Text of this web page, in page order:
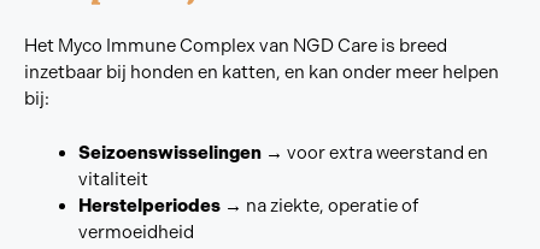
Het Myco Immune Complex van NGD Care is breed
inzetbaar bij honden en katten, en kan onder meer helpen
bij:
Seizoenswisselingen → voor extra weerstand en
vitaliteit
Herstelperiodes → na ziekte, operatie of
vermoeidheid